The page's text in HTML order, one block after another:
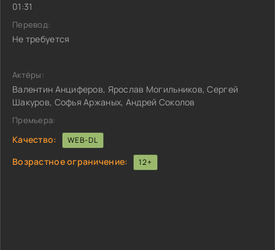
01:31
Перевод:
Не требуется
Актёры:
Валентин Анциферов, Ярослав Могильников, Сергей
Шакуров, Софья Аржаных, Андрей Соколов
Премьера:
Качество: WEB-DL
Возрастное ограничение: 12+